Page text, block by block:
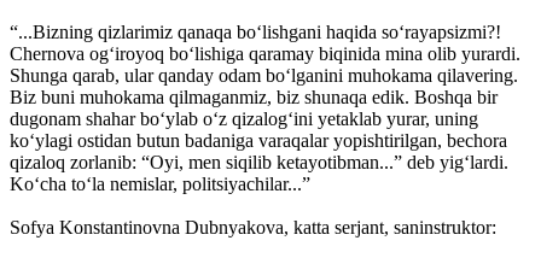
“...Bizning qizlarimiz qanaqa bo‘lishgani haqida so‘rayapsizmi?!
Cherno­va og‘iroyoq bo‘lishiga qaramay biqinida mina olib yurardi.
Shunga qarab, ular qanday odam bo‘lganini muhokama qilavering.
Biz buni muhokama qilmaganmiz, biz shunaqa edik. Boshqa bir
dugonam shahar bo‘ylab o‘z qizalog‘ini yetaklab yurar, uning
ko‘ylagi ostidan butun badaniga varaqalar yopishtirilgan, bechora
qizaloq zorlanib: “Oyi, men siqilib ketayotibman...” deb yig‘lardi.
Ko‘cha to‘la nemislar, politsiyachilar...”
Sofya Konstantinovna Dubnyakova, katta serjant, saninstruktor: